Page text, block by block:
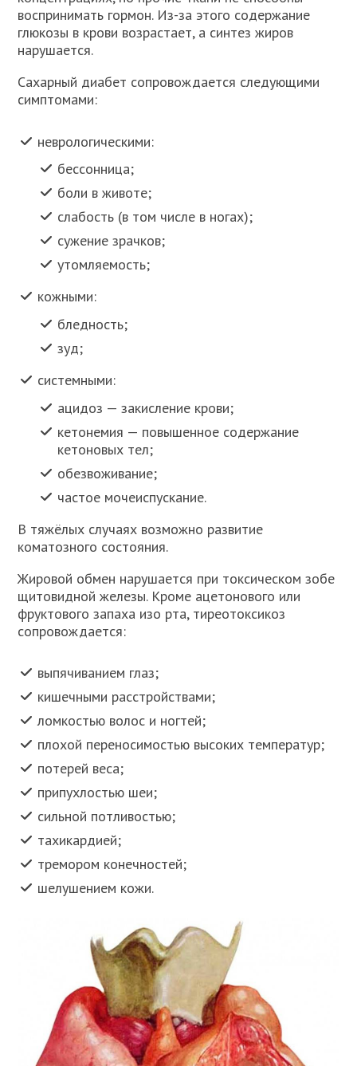
воспринимать гормон. Из-за этого содержание
глюкозы в крови возрастает, а синтез жиров
нарушается.
Сахарный диабет сопровождается следующими
симптомами:
неврологическими:
бессонница;
боли в животе;
слабость (в том числе в ногах);
сужение зрачков;
утомляемость;
кожными:
бледность;
зуд;
системными:
ацидоз — закисление крови;
кетонемия — повышенное содержание
кетоновых тел;
обезвоживание;
частое мочеиспускание.
В тяжёлых случаях возможно развитие
коматозного состояния.
Жировой обмен нарушается при токсическом зобе
щитовидной железы. Кроме ацетонового или
фруктового запаха изо рта, тиреотоксикоз
сопровождается:
выпячиванием глаз;
кишечными расстройствами;
ломкостью волос и ногтей;
плохой переносимостью высоких температур;
потерей веса;
припухлостью шеи;
сильной потливостью;
тахикардией;
тремором конечностей;
шелушением кожи.